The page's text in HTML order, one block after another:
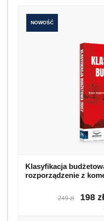
NOWOŚĆ
Klasyfikacja
rozporządzenie z
249 zł 198 zł